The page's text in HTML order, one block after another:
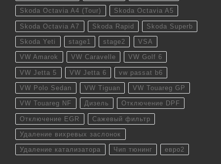
Skoda Octavia A4 (Tour) Skoda Octavia A5
Skoda Octavia A7 Skoda Rapid Skoda Superb
Skoda Yeti stage1 stage2 VSA
VW Amarok VW Caravelle VW Golf 6
VW Jetta 5 VW Jetta 6 vw passat b6
VW Polo Sedan VW Tiguan VW Touareg GP
VW Touareg NF Дизель Отключение DPF
Отключение EGR Сажевый фильтр
Удаление вихревых заслонок
Удаление катализатора Чип тюнинг евро2